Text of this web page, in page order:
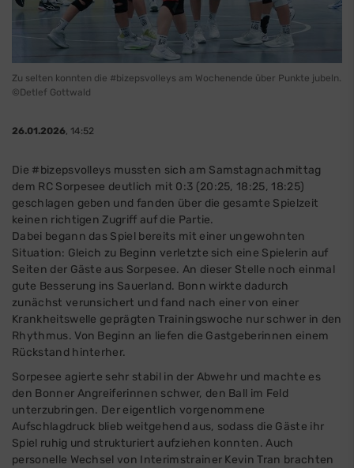
Zu selten konnten die #bizepsvolleys am Wochenende über Punkte jubeln.
©Detlef Gottwald
26.01.2026, 14:52
Die #bizepsvolleys mussten sich am Samstagnachmittag
dem RC Sorpesee deutlich mit 0:3 (20:25, 18:25, 18:25)
geschlagen geben und fanden über die gesamte Spielzeit
keinen richtigen Zugriff auf die Partie.
Dabei begann das Spiel bereits mit einer ungewohnten
Situation: Gleich zu Beginn verletzte sich eine Spielerin auf
Seiten der Gäste aus Sorpesee. An dieser Stelle noch einmal
gute Besserung ins Sauerland. Bonn wirkte dadurch
zunächst verunsichert und fand nach einer von einer
Krankheitswelle geprägten Trainingswoche nur schwer in den
Rhythmus. Von Beginn an liefen die Gastgeberinnen einem
Rückstand hinterher.
Sorpesee agierte sehr stabil in der Abwehr und machte es
den Bonner Angreiferinnen schwer, den Ball im Feld
unterzubringen. Der eigentlich vorgenommene
Aufschlagdruck blieb weitgehend aus, sodass die Gäste ihr
Spiel ruhig und strukturiert aufziehen konnten. Auch
personelle Wechsel von Interimstrainer Kevin Tran brachten